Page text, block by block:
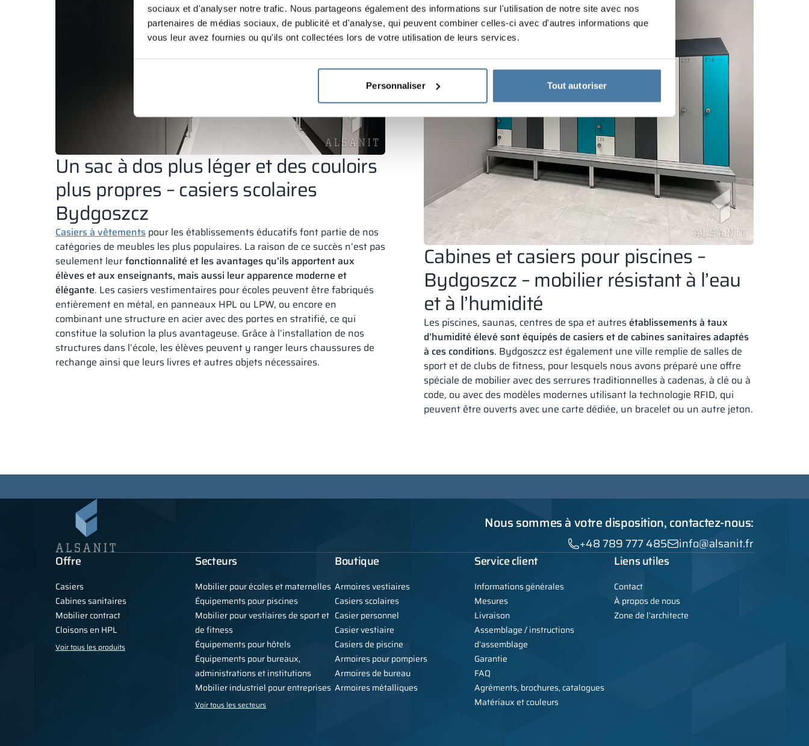
sociaux et d'analyser notre trafic. Nous partageons également des informations sur l'utilisation de notre site avec nos
partenaires de médias sociaux, de publicité et d'analyse, qui peuvent combiner celles-ci avec d'autres informations que
vous leur avez fournies ou qu'ils ont collectées lors de votre utilisation de leurs services.
Personnaliser Tout autoriser
Un sac à dos plus léger et des couloirs
plus propres – casiers scolaires
Bydgoszcz
Casiers à vêtements pour les établissements éducatifs font partie de nos
catégories de meubles les plus populaires. La raison de ce succès n’est pas
seulement leurfonctionnalité et les avantages qu’ils apportent aux
élèves et aux enseignants, mais aussi leur apparence moderne et
élégante. Les casiers vestimentaires pour écoles peuvent être fabriqués
entièrement en métal, en panneaux HPL ou LPW, ou encore en
combinant une structure en acier avec des portes en stratifié, ce qui
constitue la solution la plus avantageuse. Grâce à l’installation de nos
structures dans l’école, les élèves peuvent y ranger leurs chaussures de
rechange ainsi que leurs livres et autres objets nécessaires.
Cabines et casiers pour piscines –
Bydgoszcz – mobilier résistant à l’eau
et à l’humidité
Les piscines, saunas, centres de spa et autres établissements à taux
d’humidité élevé sont équipés de casiers et de cabines sanitaires adaptés
à ces conditions. Bydgoszcz est également une ville remplie de salles de
sport et de clubs de fitness, pour lesquels nous avons préparé une offre
spéciale de mobilier avec des serrures traditionnelles à cadenas, à clé ou à
code, ou avec des modèles modernes utilisant la technologie RFID, qui
peuvent être ouverts avec une carte dédiée, un bracelet ou un autre jeton.
Nous sommes à votre disposition, contactez-nous:
+48 789 777 485
info@alsanit.fr
Offre
Casiers
Cabines sanitaires
Mobilier contract
Cloisons en HPL
Voir tous les produits
Secteurs
Mobilier pour écoles et maternelles
Équipements pour piscines
Mobilier pour vestiaires de sport et
de fitness
Équipements pour hôtels
Équipements pour bureaux,
administrations et institutions
Mobilier industriel pour entreprises
Voir tous les secteurs
Boutique
Armoires vestiaires
Casiers scolaires
Casier personnel
Casier vestiaire
Casiers de piscine
Armoires pour pompiers
Armoires de bureau
Armoires métalliques
Service client
Informations générales
Mesures
Livraison
Assemblage / instructions
d’assemblage
Garantie
FAQ
Agréments, brochures, catalogues
Matériaux et couleurs
Liens utiles
Contact
À propos de nous
Zone de l’architecte